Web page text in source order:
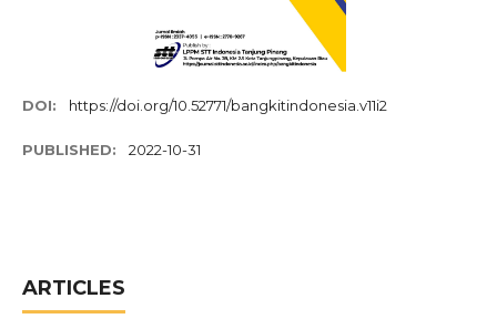
DOI: https://doi.org/10.52771/bangkitindonesia.v11i2
PUBLISHED: 2022-10-31
ARTICLES